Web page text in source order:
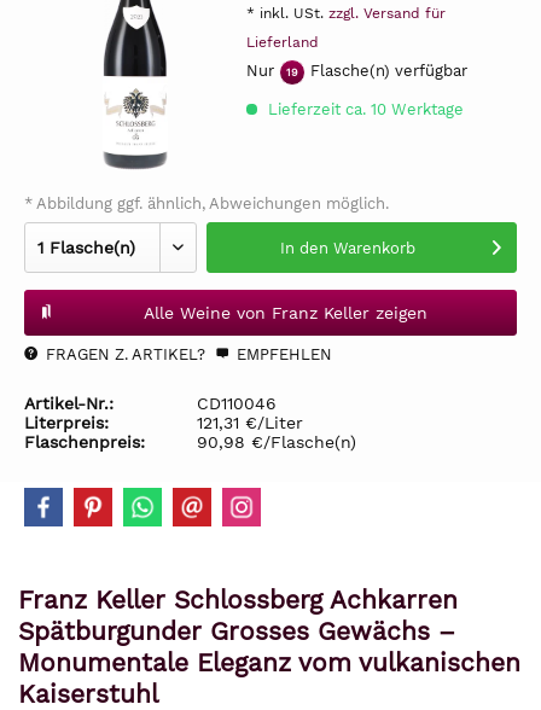
* inkl. USt. zzgl. Versand für
Lieferland
Nur 19 Flasche(n) verfügbar
Lieferzeit ca. 10 Werktage
* Abbildung ggf. ähnlich, Abweichungen möglich.
In den Warenkorb
Alle Weine von Franz Keller zeigen
FRAGEN Z. ARTIKEL? EMPFEHLEN
Artikel-Nr.:
CD110046
Literpreis:
121,31 €/Liter
Flaschenpreis:
90,98 €/Flasche(n)
Franz Keller Schlossberg Achkarren
Spätburgunder Grosses Gewächs –
Monumentale Eleganz vom vulkanischen
Kaiserstuhl